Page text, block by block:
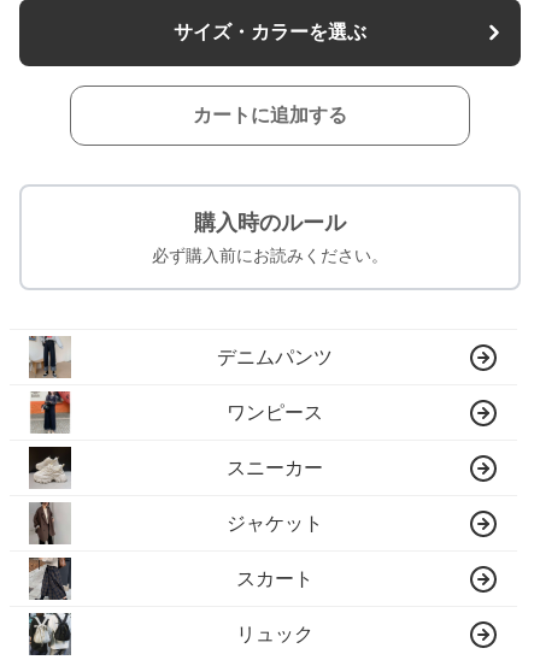
サイズ・カラーを選ぶ
カートに追加する
購入時のルール
必ず購入前にお読みください。
デニムパンツ
ワンピース
スニーカー
ジャケット
スカート
リュック